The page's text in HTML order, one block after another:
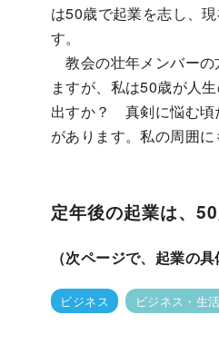
は50歳で起業を志し、
す。
教会の壮年メンバーの
ますが、私は50歳が人
出すか？ 真剣に悩む頃
があります。私の周囲に
定年後の起業は、
（次ページで、起業の
ビジネス ビジネス・生活